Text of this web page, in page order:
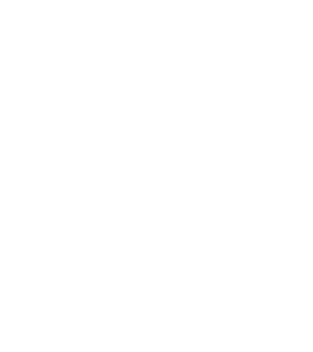
levantó su
primer título nacional.
cita con la historia en el
De hecho, aquella Copa de
Un Real Madrid que
historia, con 29. En la
cinco rebotes, cuatro
cuatro años, hasta 2009,